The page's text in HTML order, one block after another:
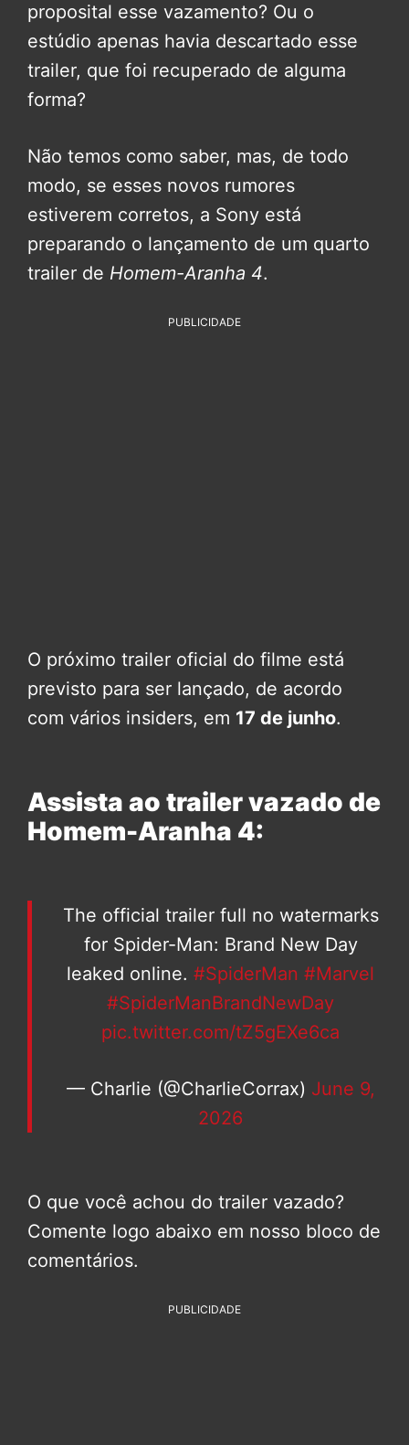
proposital esse vazamento? Ou o
estúdio apenas havia descartado esse
trailer, que foi recuperado de alguma
forma?
Não temos como saber, mas, de todo
modo, se esses novos rumores
estiverem corretos, a Sony está
preparando o lançamento de um quarto
trailer de Homem-Aranha 4.
PUBLICIDADE
O próximo trailer oficial do filme está
previsto para ser lançado, de acordo
com vários insiders, em 17 de junho.
Assista ao trailer vazado de
Homem-Aranha 4:
The official trailer full no watermarks
for Spider-Man: Brand New Day
leaked online. #SpiderMan #Marvel
#SpiderManBrandNewDay
pic.twitter.com/tZ5gEXe6ca
— Charlie (@CharlieCorrax) June 9,
2026
O que você achou do trailer vazado?
Comente logo abaixo em nosso bloco de
comentários.
PUBLICIDADE